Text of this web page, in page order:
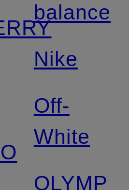
balance
Nike
Off-
White
OLYMP